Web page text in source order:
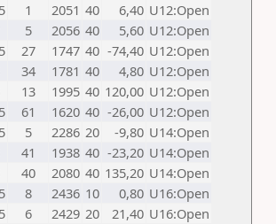
1 2051 40 6,40 U12:Open
5 2056 40 5,60 U12:Open
27 1747 40 -74,40 U12:Open
34 1781 40 4,80 U12:Open
13 1995 40 120,00 U12:Open
61 1620 40 -26,00 U12:Open
5 2286 20 -9,80 U14:Open
41 1938 40 -23,20 U14:Open
40 2080 40 135,20 U14:Open
8 2436 10 0,80 U16:Open
6 2429 20 21,40 U16:Open